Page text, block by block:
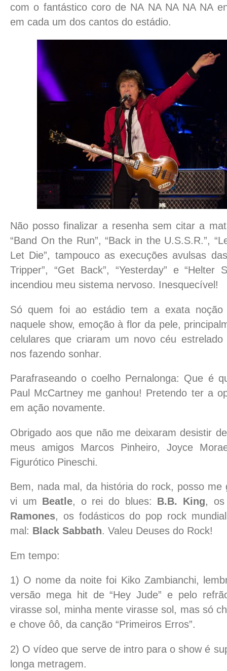
com o fantástico coro de NA NA NA NA NA
em cada um dos cantos do estádio.
Não posso finalizar a resenha sem citar a
“Band On the Run”, “Back in the U.S.S.R.”,
Let Die”, tampouco as execuções avulsas
Tripper”, “Get Back”, “Yesterday” e “Helter
incendiou meu sistema nervoso. Inesquecível!
Só quem foi ao estádio tem a exata
naquele show, emoção à flor da pele,
celulares que criaram um novo céu estrelado
nos fazendo sonhar.
Parafraseando o coelho Pernalonga: Que é
Paul McCartney me ganhou! Pretendo ter a
em ação novamente.
Obrigado aos que não me deixaram desistir
meus amigos Marcos Pinheiro, Joyce
Figurótico Pineschi.
Bem, nada mal, da história do rock, posso me
vi um Beatle, o rei do blues: B.B. King, os
Ramones, os fodásticos do pop rock
mal: Black Sabbath. Valeu Deuses do Rock!
Em tempo:
1) O nome da noite foi Kiko Zambianchi,
versão mega hit de “Hey Jude” e pelo
virasse sol, minha mente virasse sol, mas só
e chove ôô, da canção “Primeiros Erros”.
2) O vídeo que serve de intro para o show é
longa metragem.